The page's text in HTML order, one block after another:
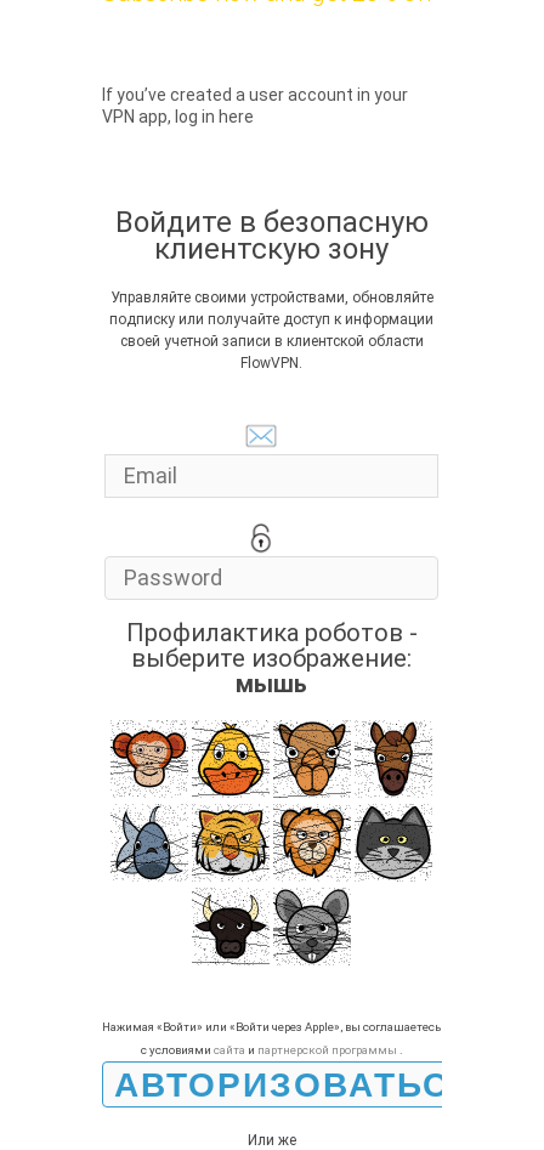
If you’ve created a user account in your
VPN app, log in here
Войдите в безопасную
клиентскую зону
Управляйте своими устройствами, обновляйте
подписку или получайте доступ к информации
своей учетной записи в клиентской области
FlowVPN.
Профилактика роботов -
выберите изображение:
мышь
Нажимая «Войти» или «Войти через Apple», вы соглашаетесь
с условиями сайта и партнерской программы
Или же